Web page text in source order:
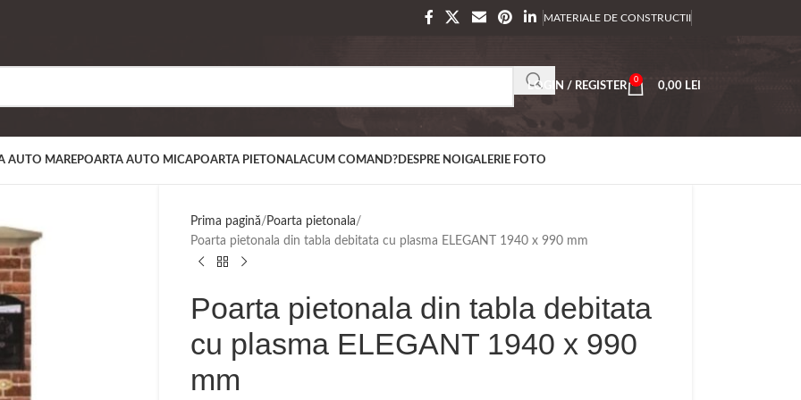
MATERIALE DE CONSTRUCTII
LOGIN / REGISTER
0
0,00 LEI
AUTO MAREPOARTA AUTO MICAPOARTA PIETONALACUM COMAND?DESPRE NOI GALERIE FOTO
Prima pagină
Poarta pietonala
Poarta pietonala din tabla debitata cu plasma ELEGANT 1940 x 990 mm
Poarta pietonala din tabla debitata
cu plasma ELEGANT 1940 x 990
mm